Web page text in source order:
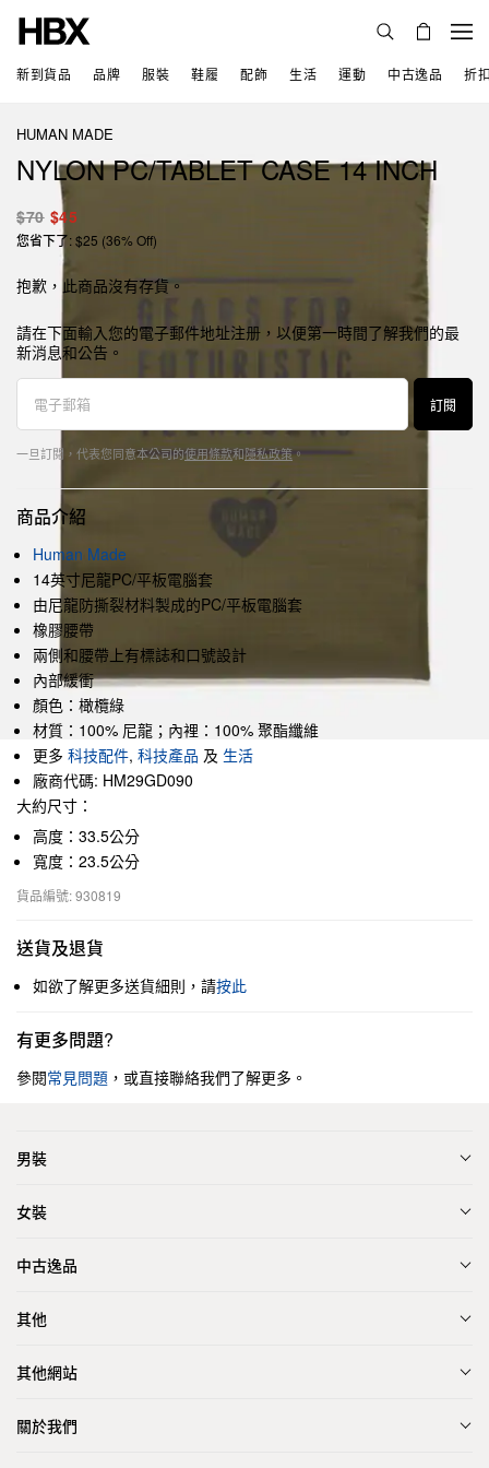
新到貨品 品牌 服裝 鞋履 配飾 生活 運動 中古逸品 折
HUMAN MADE
NYLON PC/TABLET CASE 14 INCH
$70 $45
您省下了: $25 (36% Off)
抱歉，此商品沒有存貨。
請在下面輸入您的電子郵件地址注册，以便第一時間了解我們的最
新消息和公告。
訂閱
一旦訂閱，代表您同意本公司的使用條款和隱私政策。
商品介紹
Human Made
14英寸尼龍PC/平板電腦套
由尼龍防撕裂材料製成的PC/平板電腦套
橡膠腰帶
兩側和腰帶上有標誌和口號設計
內部緩衝
顏色：橄欖綠
材質：100% 尼龍；內裡：100% 聚酯纖維
更多 科技配件, 科技產品 及 生活
廠商代碼: HM29GD090
大約尺寸：
高度：33.5公分
寬度：23.5公分
貨品編號: 930819
送貨及退貨
如欲了解更多送貨細則，請按此
有更多問題?
參閱常見問題 ，或直接聯絡我們了解更多。
男裝
女裝
中古逸品
其他
其他網站
關於我們